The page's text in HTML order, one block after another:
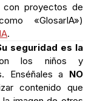
con proyectos de
«GlosarIA»)
.
seguridad es la
los niños y
Enséñales a NO
contenido que